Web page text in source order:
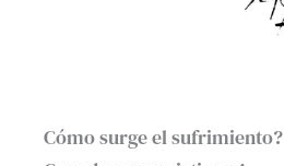
Cómo surge el sufrimiento?